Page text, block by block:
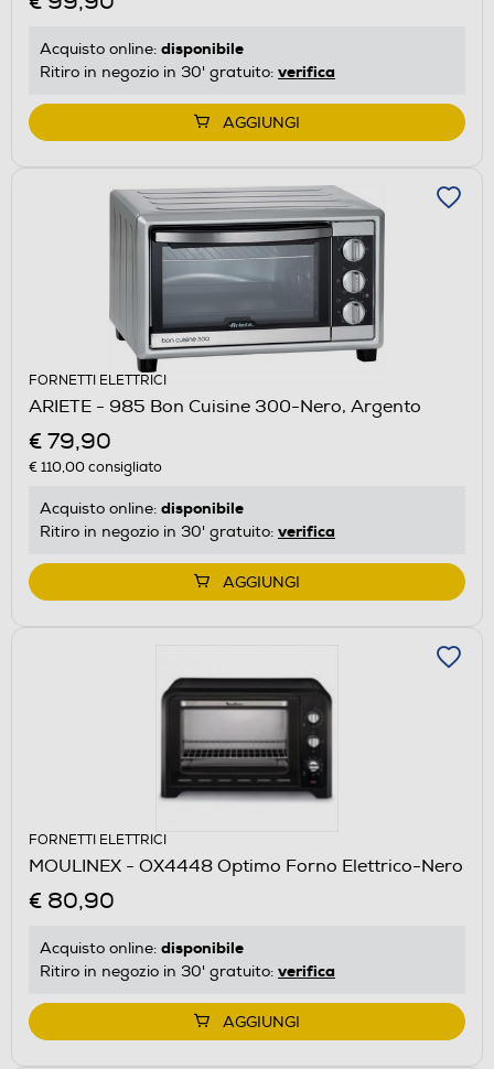
Acquisto online: disponibile
Ritiro in negozio in 30' gratuito: verifica
AGGIUNGI
FORNETTI ELETTRICI
ARIETE - 985 Bon Cuisine 300-Nero, Argento
€ 79,90
€ 110,00consigliato
Acquisto online: disponibile
Ritiro in negozio in 30' gratuito: verifica
AGGIUNGI
FORNETTI ELETTRICI
MOULINEX - OX4448 Optimo Forno Elettrico-Nero
€ 80,90
Acquisto online: disponibile
Ritiro in negozio in 30' gratuito: verifica
AGGIUNGI